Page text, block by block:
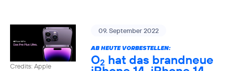
Credits: Apple
09. September 2022
AB HEUTE VORBESTELLEN:
O2 hat das brandneue